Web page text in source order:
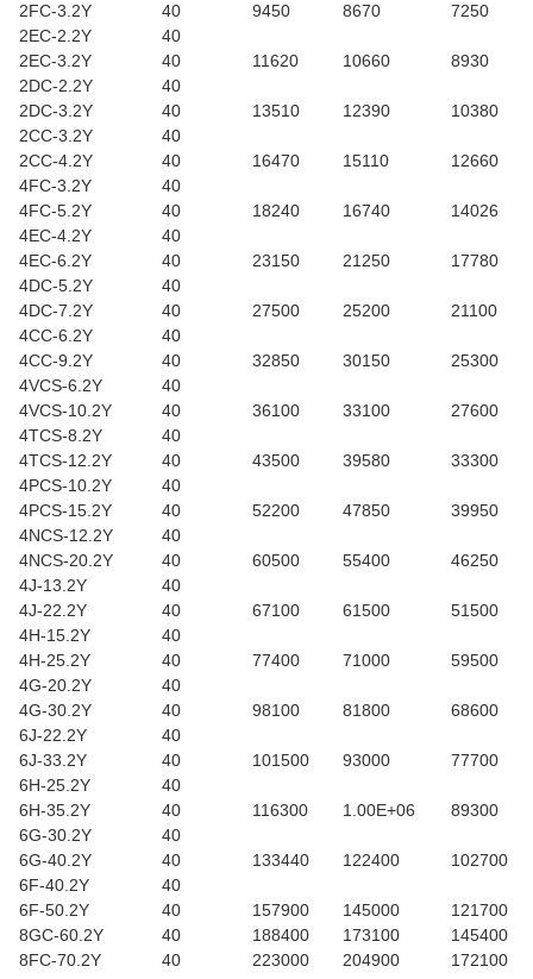
2FC-3.2Y
40 9450 8670
7250
2EC-2.2Y
40
2EC-3.2Y
40 11620 10660
8930
2DC-2.2Y
40
2DC-3.2Y
40 13510 12390
10380
2CC-3.2Y
40
2CC-4.2Y
40 16470 15110
12660
4FC-3.2Y
40
4FC-5.2Y
40 18240 16740
14026
4EC-4.2Y
40
4EC-6.2Y
40 23150 21250
17780
4DC-5.2Y
40
4DC-7.2Y
40 27500 25200
21100
4CC-6.2Y
40
4CC-9.2Y
40 32850 30150
25300
4VCS-6.2Y
40
4VCS-10.2Y
40 36100 33100
27600
4TCS-8.2Y
40
4TCS-12.2Y
40 43500 39580
33300
4PCS-10.2Y
40
4PCS-15.2Y
40 52200 47850
39950
4NCS-12.2Y
40
4NCS-20.2Y
40 60500 55400
46250
4J-13.2Y
40
4J-22.2Y
40 67100 61500
51500
4H-15.2Y
40
4H-25.2Y
40 77400 71000
59500
4G-20.2Y
40
4G-30.2Y
40 98100 81800
68600
6J-22.2Y
40
6J-33.2Y
40 101500 93000
77700
6H-25.2Y
40
6H-35.2Y
40 116300 1.00E+06
89300
6G-30.2Y
40
6G-40.2Y
40 133440 122400
102700
6F-40.2Y
40
6F-50.2Y
40 157900 145000
121700
8GC-60.2Y
40 188400 173100
145400
8FC-70.2Y
40 223000 204900 172100